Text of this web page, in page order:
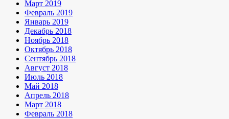
Март 2019
Февраль 2019
Январь 2019
Декабрь 2018
Ноябрь 2018
Октябрь 2018
Сентябрь 2018
Август 2018
Июль 2018
Май 2018
Апрель 2018
Март 2018
Февраль 2018